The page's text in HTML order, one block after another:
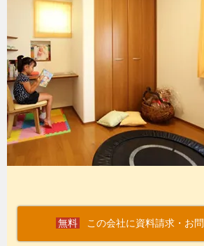
この会社に資料請求・お